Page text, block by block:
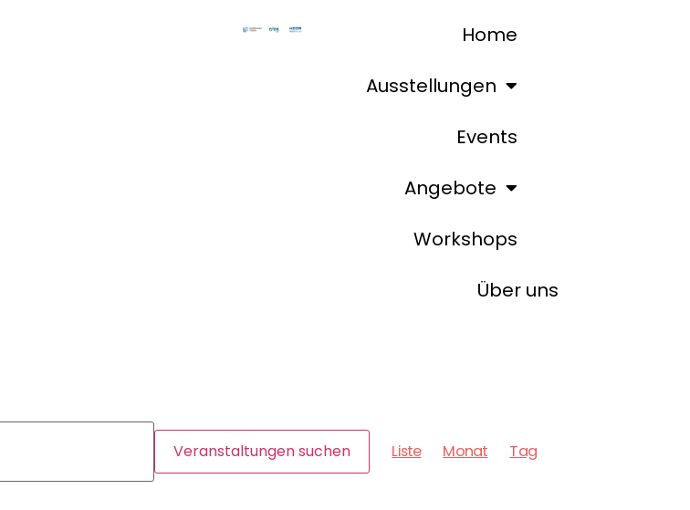
Home
Ausstellungen
Events
Angebote
Workshops
Über uns
Veranstaltungen suchen
Ansichten-
Liste Monat Tag